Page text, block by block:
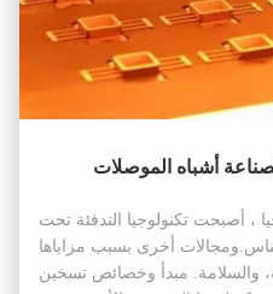
أشباه الموصلات
، أصبحت تكنولوجيا التدفئة تحت
أخرى بسبب مزاياها
والسلامة. مبدأ وخصائص تسخين